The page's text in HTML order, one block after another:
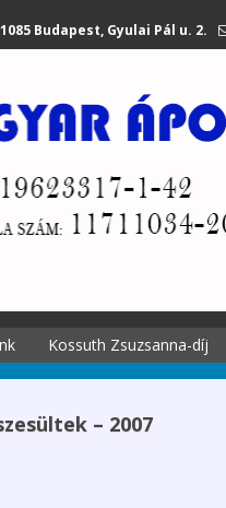
1085 Budapest, Gyulai Pál u. 2.
Kossuth Zsuzsanna-díj
A díjról
Kossuth Zsuzsanna
emlékére– 2007